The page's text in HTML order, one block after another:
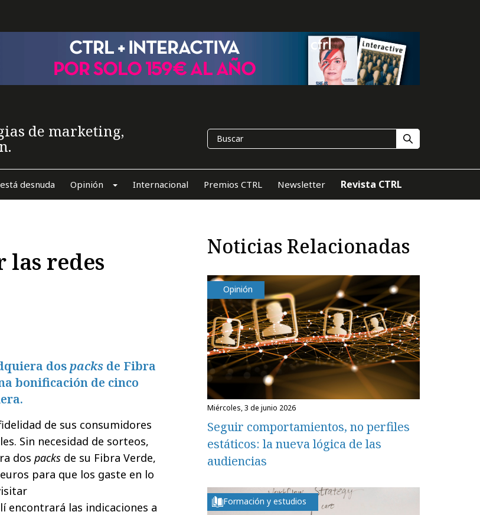
de marketing,
desnuda Opinión Internacional Premios CTRL Newsletter Revista CTRL
las redes
dospacks de Fibra
bonificación de cinco
de sus consumidores
Sin necesidad de sorteos,
dos packs de su Fibra Verde,
para que los gaste en lo
encontrará las indicaciones a
Noticias Relacionadas
Opinión
miércoles, 3 de junio 2026
Seguir comportamientos, no perfiles
estáticos: la nueva lógica de las
audiencias
Formación y estudios